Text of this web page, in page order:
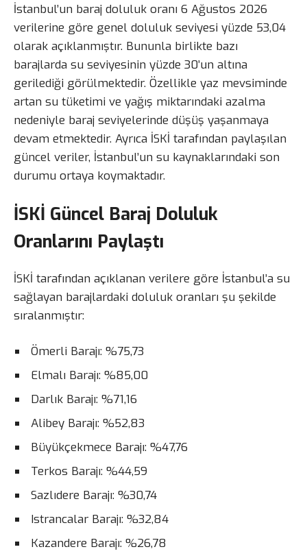
İstanbul’un baraj doluluk oranı 6 Ağustos 2026
verilerine göre genel doluluk seviyesi yüzde 53,04
olarak açıklanmıştır. Bununla birlikte bazı
barajlarda su seviyesinin yüzde 30’un altına
gerilediği görülmektedir. Özellikle yaz mevsiminde
artan su tüketimi ve yağış miktarındaki azalma
nedeniyle baraj seviyelerinde düşüş yaşanmaya
devam etmektedir. Ayrıca İSKİ tarafından paylaşılan
güncel veriler, İstanbul’un su kaynaklarındaki son
durumu ortaya koymaktadır.
İSKİ Güncel Baraj Doluluk
Oranlarını Paylaştı
İSKİ tarafından açıklanan verilere göre İstanbul’a su
sağlayan barajlardaki doluluk oranları şu şekilde
sıralanmıştır:
Ömerli Barajı: %75,73
Elmalı Barajı: %85,00
Darlık Barajı: %71,16
Alibey Barajı: %52,83
Büyükçekmece Barajı: %47,76
Terkos Barajı: %44,59
Sazlıdere Barajı: %30,74
Istrancalar Barajı: %32,84
Kazandere Barajı: %26,78